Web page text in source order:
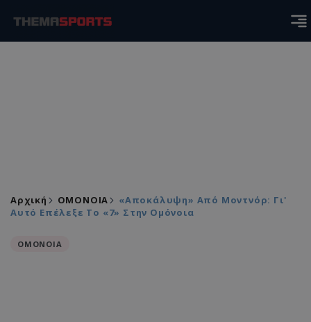
Αρχική ΟΜΟΝΟΙΑ
«Αποκάλυψη» Από Μοντνόρ: Γι'
Αυτό Επέλεξε Το «7» Στην Ομόνοια
ΟΜΟΝΟΙΑ